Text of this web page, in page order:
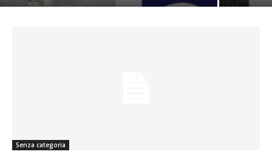
Senza categoria